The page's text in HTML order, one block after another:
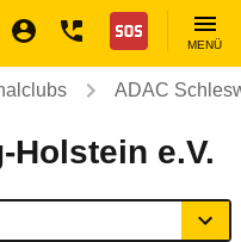
Nothilfe
MENÜ
ADAC
Holstein e.V.